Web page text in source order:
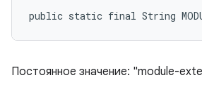
public static final String
Постоянное значение: "module-